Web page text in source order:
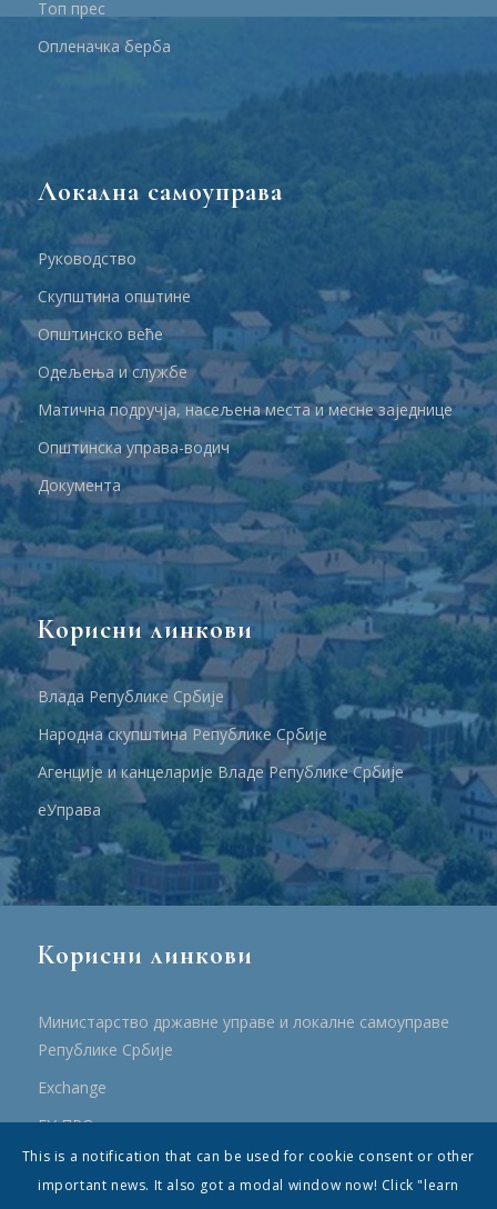
Топ прес
Опленачка берба
Локална самоуправа
Руководство
Скупштина општине
Општинско веће
Одељења и службе
Матична подручја, насељена места и месне заједнице
Општинска управа-водич
Документа
Корисни линкови
Влада Републике Србије
Народна скупштина Републике Србије
Агенције и канцеларије Владе Републике Србије
еУправа
Корисни линкови
Министарство државне управе и локалне самоуправе
Републике Србије
Еxchange
ЕУ ПРО
ПРРР
This is a notification that can be used for cookie consent or other
important news. It also got a modal window now! Click "learn